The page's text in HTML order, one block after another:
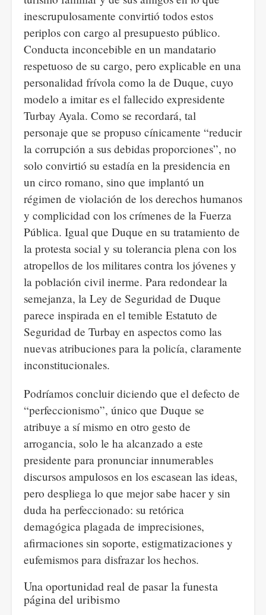
inescrupulosamente convirtió todos estos
periplos con cargo al presupuesto público.
Conducta inconcebible en un mandatario
respetuoso de su cargo, pero explicable en una
personalidad frívola como la de Duque, cuyo
modelo a imitar es el fallecido expresidente
Turbay Ayala. Como se recordará, tal
personaje que se propuso cínicamente “reducir
la corrupción a sus debidas proporciones”, no
solo convirtió su estadía en la presidencia en
un circo romano, sino que implantó un
régimen de violación de los derechos humanos
y complicidad con los crímenes de la Fuerza
Pública. Igual que Duque en su tratamiento de
la protesta social y su tolerancia plena con los
atropellos de los militares contra los jóvenes y
la población civil inerme. Para redondear la
semejanza, la Ley de Seguridad de Duque
parece inspirada en el temible Estatuto de
Seguridad de Turbay en aspectos como las
nuevas atribuciones para la policía, claramente
inconstitucionales.
Podríamos concluir diciendo que el defecto de
“perfeccionismo”, único que Duque se
atribuye a sí mismo en otro gesto de
arrogancia, solo le ha alcanzado a este
presidente para pronunciar innumerables
discursos ampulosos en los escasean las ideas,
pero despliega lo que mejor sabe hacer y sin
duda ha perfeccionado: su retórica
demagógica plagada de imprecisiones,
afirmaciones sin soporte, estigmatizaciones y
eufemismos para disfrazar los hechos.
Una oportunidad real de pasar la funesta
página del uribismo